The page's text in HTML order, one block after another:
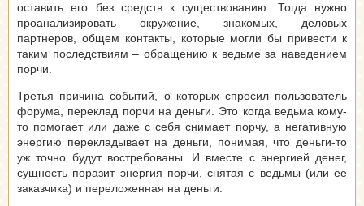
оставить его без средств к существованию. Тогда нужно
проанализировать окружение, знакомых, деловых
партнеров, общем контакты, которые могли бы привести к
таким последствиям – обращению к ведьме за наведением
порчи.
Третья причина событий, о которых спросил пользователь
форума, переклад порчи на деньги. Это когда ведьма кому-
то помогает или даже с себя снимает порчу, а негативную
энергию перекладывает на деньги, понимая, что деньги-то
уж точно будут востребованы. И вместе с энергией денег,
сущность поразит энергия порчи, снятая с ведьмы (или ее
заказчика) и переложенная на деньги.